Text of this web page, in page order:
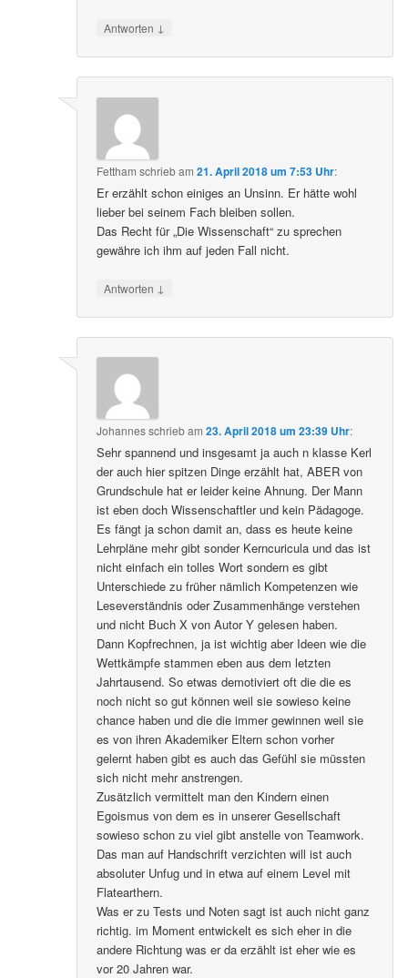
Antworten ↓
Fettham schriebam21. April 2018 um 7:53 Uhr:
Er erzählt schon einiges an Unsinn. Er hätte wohl
lieber bei seinem Fach bleiben sollen.
Das Recht für „Die Wissenschaft“ zu sprechen
gewähre ich ihm auf jeden Fall nicht.
Antworten ↓
Johannesschriebam23. April 2018 um 23:39 Uhr:
Sehr spannend und insgesamt ja auch n klasse Kerl
der auch hier spitzen Dinge erzählt hat, ABER von
Grundschule hat er leider keine Ahnung. Der Mann
ist eben doch Wissenschaftler und kein Pädagoge.
Es fängt ja schon damit an, dass es heute keine
Lehrpläne mehr gibt sonder Kerncuricula und das ist
nicht einfach ein tolles Wort sondern es gibt
Unterschiede zu früher nämlich Kompetenzen wie
Leseverständnis oder Zusammenhänge verstehen
und nicht Buch X von Autor Y gelesen haben.
Dann Kopfrechnen, ja ist wichtig aber Ideen wie die
Wettkämpfe stammen eben aus dem letzten
Jahrtausend. So etwas demotiviert oft die die es
noch nicht so gut können weil sie sowieso keine
chance haben und die die immer gewinnen weil sie
es von ihren Akademiker Eltern schon vorher
gelernt haben gibt es auch das Gefühl sie müssten
sich nicht mehr anstrengen.
Zusätzlich vermittelt man den Kindern einen
Egoismus von dem es in unserer Gesellschaft
sowieso schon zu viel gibt anstelle von Teamwork.
Das man auf Handschrift verzichten will ist auch
absoluter Unfug und in etwa auf einem Level mit
Flatearthern.
Was er zu Tests und Noten sagt ist auch nicht ganz
richtig. im Moment entwickelt es sich eher in die
andere Richtung was er da erzählt ist eher wie es
vor 20 Jahren war.